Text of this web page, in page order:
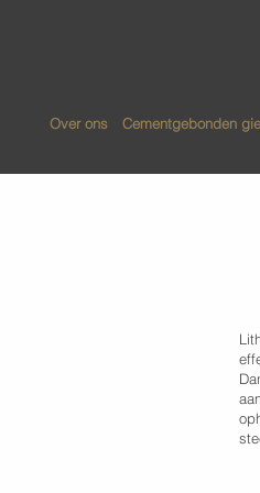
Over ons Cementgebonden